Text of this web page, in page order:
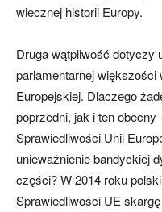
wiecznej historii Europy.
Druga wątpliwość dotyczy
parlamentarnej
Europejskiej. Dlaczego
poprzedni, jak i ten obecny
Sprawiedliwości Unii
unieważnienie bandyckiej
części? W 2014 roku
Sprawiedliwości UE